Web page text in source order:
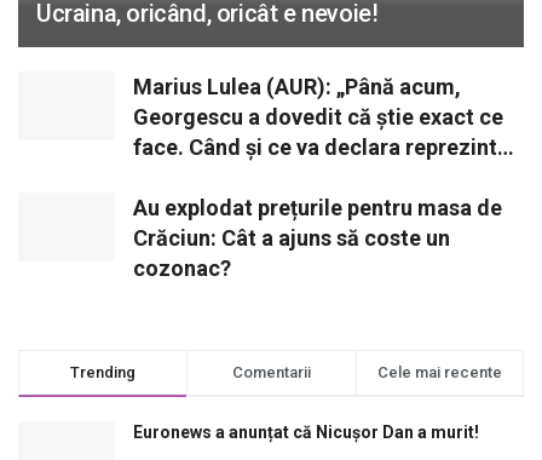
Ucraina, oricând, oricât e nevoie!
Marius Lulea (AUR): „Până acum,
Georgescu a dovedit că știe exact ce
face. Când și ce va declara reprezintă
Au explodat prețurile pentru masa de
Crăciun: Cât a ajuns să coste un
cozonac?
Trending Comentarii Cele mai recente
Euronews a anunțat că Nicușor Dan a murit!